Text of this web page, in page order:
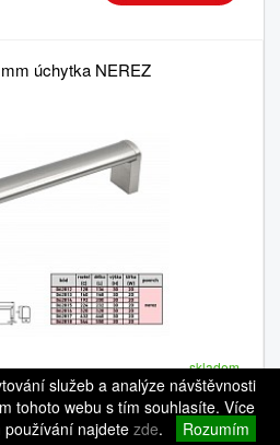
úchytka NEREZ
skladem
kód: 062814
Balení 1: 20 ks
Balení 2: 100 ks
služeb a analýze návštěvnosti
tohoto webu s tím souhlasíte. Více
používání najdete zde. Rozumím